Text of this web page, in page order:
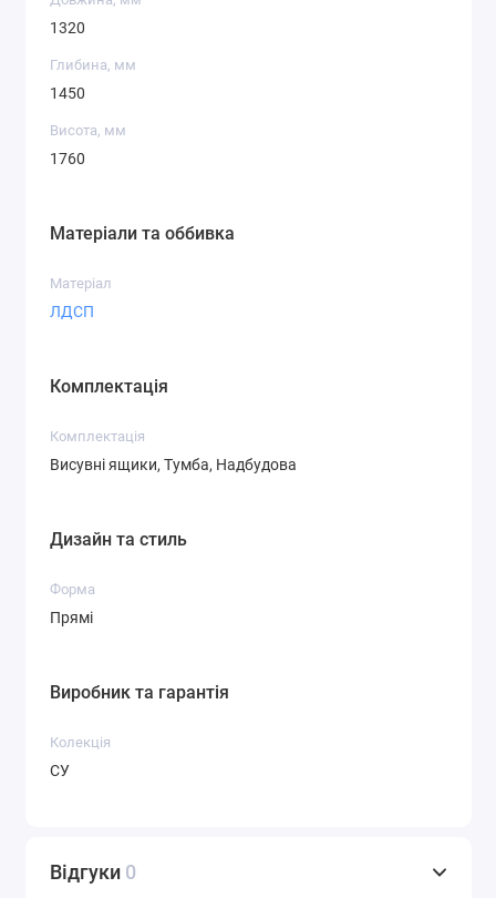
1320
Глибина, мм
1450
Висота, мм
1760
Матеріали та оббивка
Матеріал
ЛДСП
Комплектація
Комплектація
Висувні ящики, Тумба, Надбудова
Дизайн та стиль
Форма
Прямі
Виробник та гарантія
Колекція
СУ
Відгуки 0